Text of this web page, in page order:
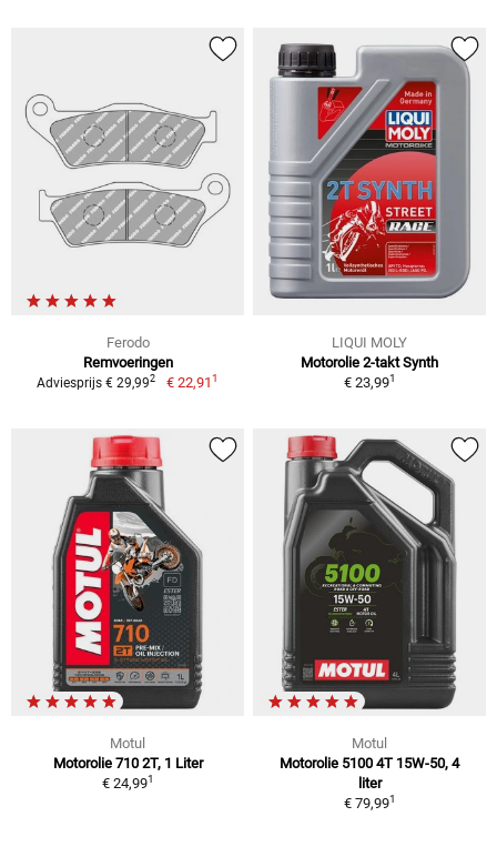
Ferodo
Remvoeringen
Adviesprijs € 29,992 € 22,911
LIQUI MOLY
Motorolie 2-takt Synth
€ 23,991
Motul
Motorolie 710 2T, 1 Liter
€ 24,991
Motul
Motorolie 5100 4T 15W-50, 4
liter
€ 79,991